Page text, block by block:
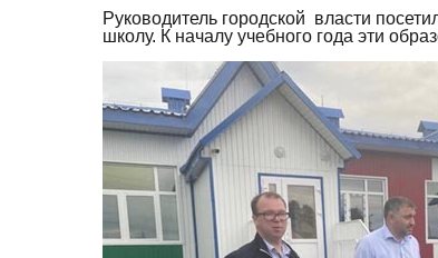
Руководитель городской власти
школу. К началу учебного года эти